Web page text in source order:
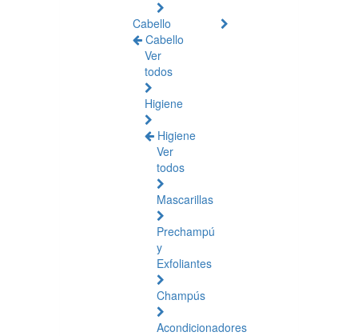
Cabello
Cabello
Ver
todos
Higiene
Higiene
Ver
todos
Mascarillas
Prechampú
y
Exfoliantes
Champús
Acondicionadores